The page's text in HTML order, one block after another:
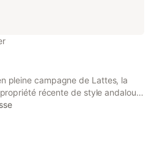
pleine campagne de Lattes, la
récente de style andalou.
habitable, nichée dans un
un espace paysagé de 3000 m2.